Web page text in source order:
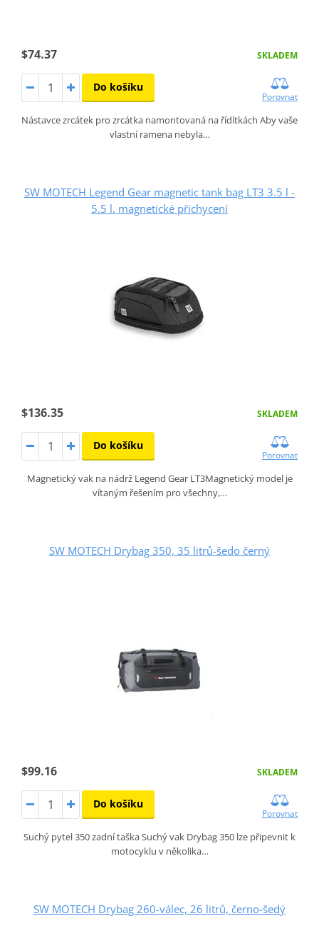
$74.37 SKLADEM
Do košíku
Porovnat
Nástavce zrcátek pro zrcátka namontovaná na řídítkách Aby vaše
vlastní ramena nebyla…
SW MOTECH Legend Gear magnetic tank bag LT3 3.5 l -
5.5 l. magnetické přichycení
$136.35 SKLADEM
Do košíku
Porovnat
Magnetický vak na nádrž Legend Gear LT3Magnetický model je
vítaným řešením pro všechny,…
SW MOTECH Drybag 350, 35 litrů-šedo černý
$99.16 SKLADEM
Do košíku
Porovnat
Suchý pytel 350 zadní taška Suchý vak Drybag 350 lze připevnit k
motocyklu v několika…
SW MOTECH Drybag 260-válec, 26 litrů, černo-šedý